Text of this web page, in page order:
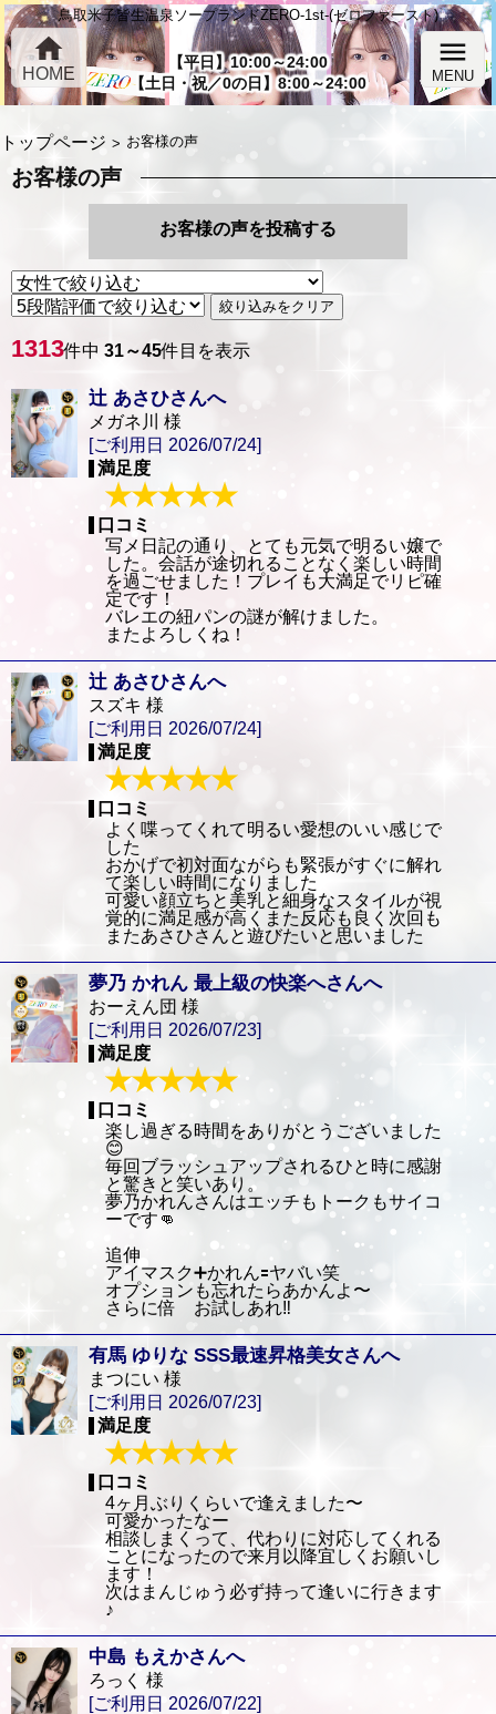
鳥取米子皆生温泉ソープランドZERO-1st-(ゼロファースト)
【平日】10:00～24:00
【土日・祝／0の日】8:00～24:00
home
HOME
menu
MENU
トップページ お客様の声
お客様の声
お客様の声を投稿する
絞り込みをクリア
1313件中 31～45件目を表示
辻 あさひさんへ
メガネ川 様
[ご利用日 2026/07/24]
満足度
口コミ
写メ日記の通り、とても元気で明るい嬢で
した。会話が途切れることなく楽しい時間
を過ごせました！プレイも大満足でリピ確
定です！
バレエの紐パンの謎が解けました。
またよろしくね！
辻 あさひさんへ
スズキ 様
[ご利用日 2026/07/24]
満足度
口コミ
よく喋ってくれて明るい愛想のいい感じで
した
おかげで初対面ながらも緊張がすぐに解れ
て楽しい時間になりました
可愛い顔立ちと美乳と細身なスタイルが視
覚的に満足感が高くまた反応も良く次回も
またあさひさんと遊びたいと思いました
夢乃 かれん 最上級の快楽へさんへ
おーえん団 様
[ご利用日 2026/07/23]
満足度
口コミ
楽し過ぎる時間をありがとうございました
😊
毎回ブラッシュアップされるひと時に感謝
と驚きと笑いあり。
夢乃かれんさんはエッチもトークもサイコ
ーです👊
追伸
アイマスク➕かれん🟰ヤバい笑
オプションも忘れたらあかんよ〜
さらに倍 お試しあれ‼️
有馬 ゆりな SSS最速昇格美女さんへ
まつにい 様
[ご利用日 2026/07/23]
満足度
口コミ
4ヶ月ぶりくらいで逢えました〜
可愛かったなー
相談しまくって、代わりに対応してくれる
ことになったので来月以降宜しくお願いし
ます！
次はまんじゅう必ず持って逢いに行きます
♪
中島 もえかさんへ
ろっく 様
[ご利用日 2026/07/22]